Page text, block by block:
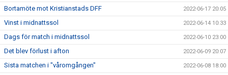
Bortamöte mot Kristianstads DFF 2022-06-17 20:05
Vinst i midnattssol 2022-06-14 10:33
Dags för match i midnattssol 2022-06-10 23:00
Det blev förlust i afton 2022-06-09 20:07
Sista matchen i "våromgången" 2022-06-08 18:00